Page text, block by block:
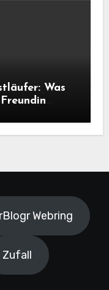
Was
Webring
Zufall